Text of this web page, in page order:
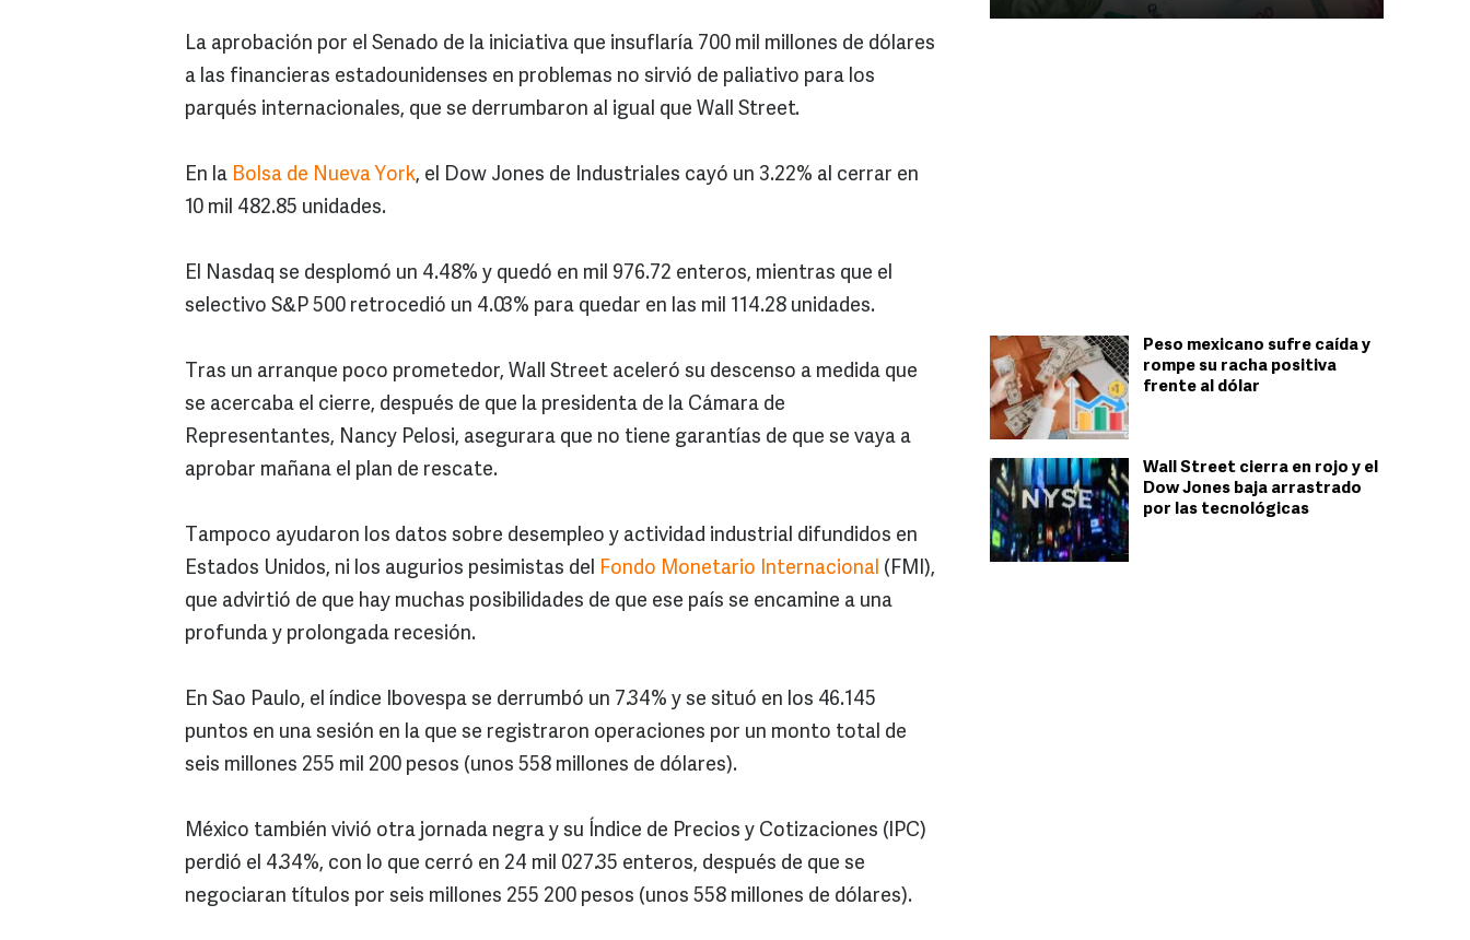
Peso mexicano sufre caída y
rompe su racha positiva
frente al dólar
Wall Street cierra en rojo y el
Dow Jones baja arrastrado
por las tecnológicas
La aprobación por el Senado de la iniciativa que insuflaría 700 mil millones de dólares
a las financieras estadounidenses en problemas no sirvió de paliativo para los
parqués internacionales, que se derrumbaron al igual que Wall Street.
En la Bolsa de Nueva York, el Dow Jones de Industriales cayó un 3.22% al cerrar en
10 mil 482.85 unidades.
El Nasdaq se desplomó un 4.48% y quedó en mil 976.72 enteros, mientras que el
selectivo S&P 500 retrocedió un 4.03% para quedar en las mil 114.28 unidades.
Tras un arranque poco prometedor, Wall Street aceleró su descenso a medida que
se acercaba el cierre, después de que la presidenta de la Cámara de
Representantes, Nancy Pelosi, asegurara que no tiene garantías de que se vaya a
aprobar mañana el plan de rescate.
Tampoco ayudaron los datos sobre desempleo y actividad industrial difundidos en
Estados Unidos, ni los augurios pesimistas del Fondo Monetario Internacional (FMI),
que advirtió de que hay muchas posibilidades de que ese país se encamine a una
profunda y prolongada recesión.
En Sao Paulo, el índice Ibovespa se derrumbó un 7.34% y se situó en los 46.145
puntos en una sesión en la que se registraron operaciones por un monto total de
seis millones 255 mil 200 pesos (unos 558 millones de dólares).
México también vivió otra jornada negra y su Índice de Precios y Cotizaciones (IPC)
perdió el 4.34%, con lo que cerró en 24 mil 027.35 enteros, después de que se
negociaran títulos por seis millones 255 200 pesos (unos 558 millones de dólares).